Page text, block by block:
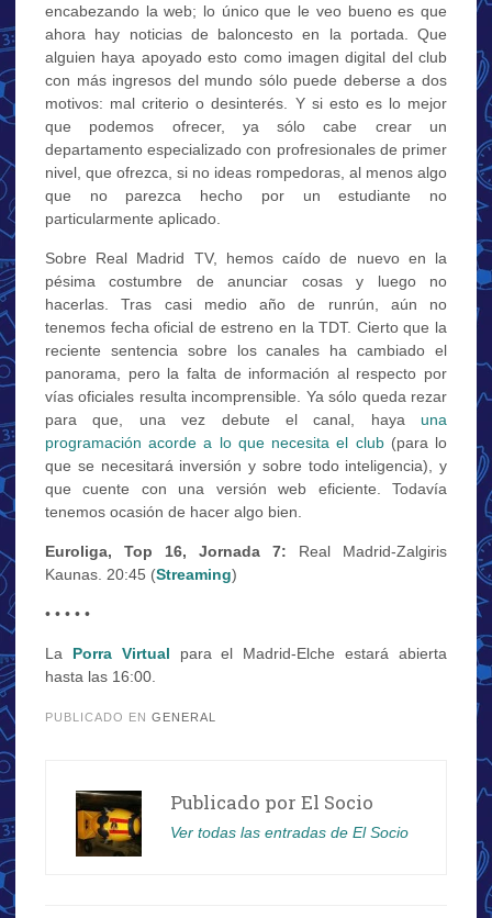
encabezando la web; lo único que le veo bueno es que
ahora hay noticias de baloncesto en la portada. Que
alguien haya apoyado esto como imagen digital del club
con más ingresos del mundo sólo puede deberse a dos
motivos: mal criterio o desinterés. Y si esto es lo mejor
que podemos ofrecer, ya sólo cabe crear un
departamento especializado con profresionales de primer
nivel, que ofrezca, si no ideas rompedoras, al menos algo
que no parezca hecho por un estudiante no
particularmente aplicado.
Sobre Real Madrid TV, hemos caído de nuevo en la
pésima costumbre de anunciar cosas y luego no
hacerlas. Tras casi medio año de runrún, aún no
tenemos fecha oficial de estreno en la TDT. Cierto que la
reciente sentencia sobre los canales ha cambiado el
panorama, pero la falta de información al respecto por
vías oficiales resulta incomprensible. Ya sólo queda rezar
para que, una vez debute el canal, haya una
programación acorde a lo que necesita el club(para lo
que se necesitará inversión y sobre todo inteligencia), y
que cuente con una versión web eficiente. Todavía
tenemos ocasión de hacer algo bien.
Euroliga, Top 16, Jornada 7: Real Madrid-Zalgiris
Kaunas. 20:45 (Streaming)
• • • • •
La Porra Virtual para el Madrid-Elche estará abierta
hasta las 16:00.
PUBLICADO EN GENERAL
Publicado por El Socio
Ver todas las entradas de El Socio